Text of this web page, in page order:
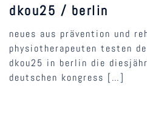
dkou25 / berlin
neues aus prävention und
physiotherapeuten testen
dkou25 in berlin die
deutschen kongress […]